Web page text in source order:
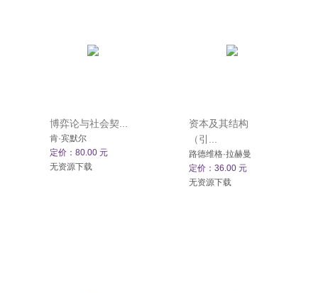
博弈论与社会契...
肯·宾默尔
定价：80.00 元
无资源下载
资本及其结构
（引...
路德维格·拉赫曼
定价：36.00 元
无资源下载